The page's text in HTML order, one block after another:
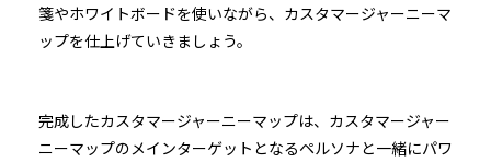
箋やホワイトボードを使いながら、カスタマージャーニーマ
ップを仕上げていきましょう。
完成したカスタマージャーニーマップは、カスタマージャー
ニーマップのメインターゲットとなるペルソナと一緒にパワ